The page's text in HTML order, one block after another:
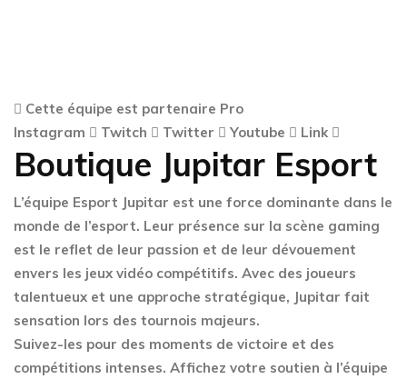
Cette équipe est partenaire Pro
Instagram
Twitch Twitter Youtube Link
Boutique Jupitar Esport
L’équipe Esport Jupitar est une force dominante dans le
monde de l’esport. Leur présence sur la scène gaming
est le reflet de leur passion et de leur dévouement
envers les jeux vidéo compétitifs. Avec des joueurs
talentueux et une approche stratégique, Jupitar fait
sensation lors des tournois majeurs.
Suivez-les pour des moments de victoire et des
compétitions intenses. Affichez votre soutien à l’équipe